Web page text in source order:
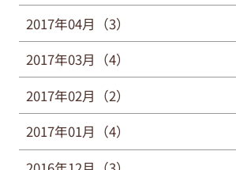
2017年04月（3）
2017年03月（4）
2017年02月（2）
2017年01月（4）